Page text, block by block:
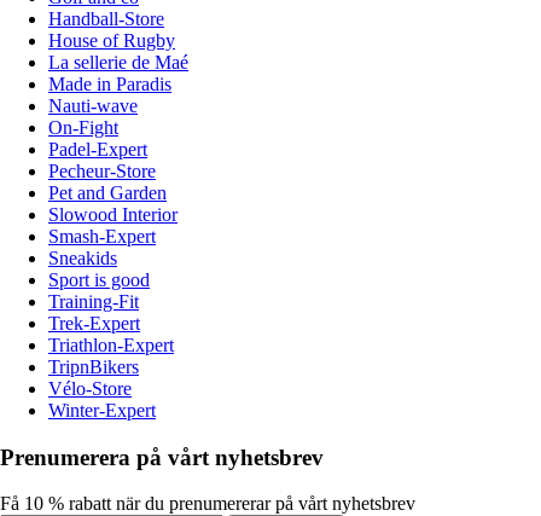
Handball-Store
House of Rugby
La sellerie de Maé
Made in Paradis
Nauti-wave
On-Fight
Padel-Expert
Pecheur-Store
Pet and Garden
Slowood Interior
Smash-Expert
Sneakids
Sport is good
Training-Fit
Trek-Expert
Triathlon-Expert
TripnBikers
Vélo-Store
Winter-Expert
Prenumerera på vårt nyhetsbrev
Få 10 % rabatt när du prenumererar på vårt nyhetsbrev